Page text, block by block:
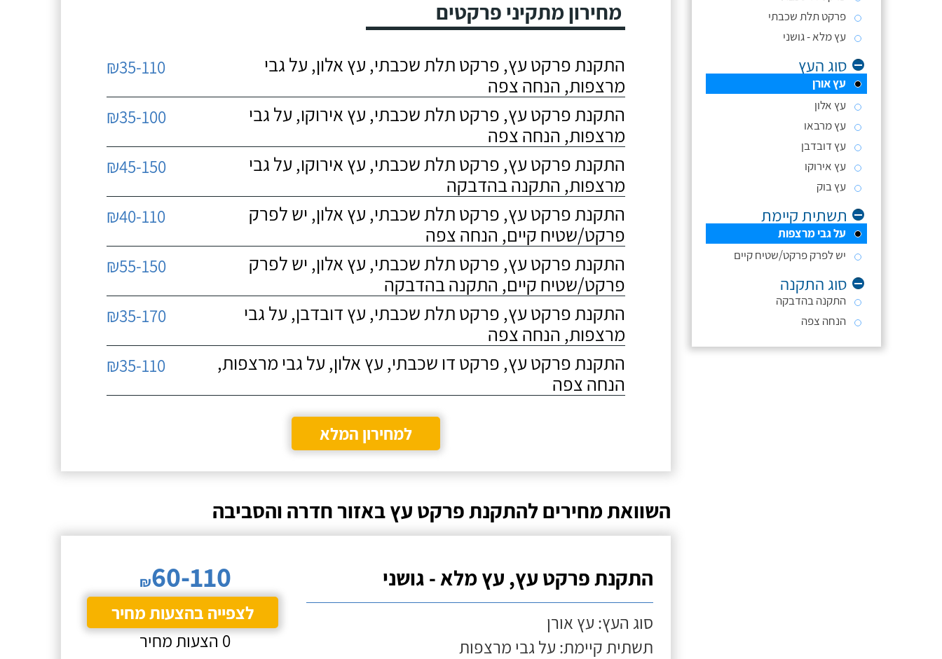
פרקט תלת שכבתי
עץ מלא - גושני
סוג העץ
עץ אורן
עץ אלון
עץ מרבאו
עץ דובדבן
עץ אירוקו
עץ בוק
תשתית קיימת
על גבי מרצפות
יש לפרק פרקט/שטיח קיים
סוג התקנה
התקנה בהדבקה
הנחה צפה
מחירון מתקיני פרקטים
התקנת פרקט עץ, פרקט תלת שכבתי, עץ אלון, על גבי
מרצפות, הנחה צפה
₪35-110
התקנת פרקט עץ, פרקט תלת שכבתי, עץ אירוקו, על גבי
מרצפות, הנחה צפה
₪35-100
התקנת פרקט עץ, פרקט תלת שכבתי, עץ אירוקו, על גבי
מרצפות, התקנה בהדבקה
₪45-150
התקנת פרקט עץ, פרקט תלת שכבתי, עץ אלון, יש לפרק
פרקט/שטיח קיים, הנחה צפה
₪40-110
התקנת פרקט עץ, פרקט תלת שכבתי, עץ אלון, יש לפרק
פרקט/שטיח קיים, התקנה בהדבקה
₪55-150
התקנת פרקט עץ, פרקט תלת שכבתי, עץ דובדבן, על גבי
מרצפות, הנחה צפה
₪35-170
התקנת פרקט עץ, פרקט דו שכבתי, עץ אלון, על גבי מרצפות,
הנחה צפה
₪35-110
למחירון המלא
השוואת מחירים להתקנת פרקט עץ באזור חדרה והסביבה
התקנת פרקט עץ, עץ מלא - גושני
סוג העץ: עץ אורן
תשתית קיימת: על גבי מרצפות
₪60-110
לצפייה בהצעות מחיר
0 הצעות מחיר